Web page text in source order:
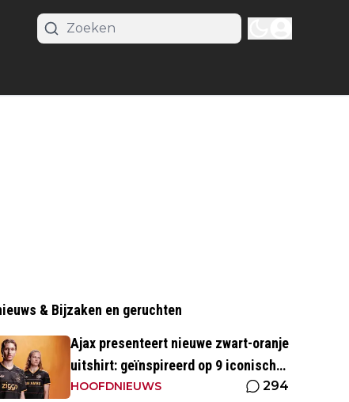
& Bijzaken en geruchten
Ajax presenteert nieuwe zwart-oranje
uitshirt: geïnspireerd op 9 iconische
momenten uit clubhistorie
HOOFDNIEUWS 294